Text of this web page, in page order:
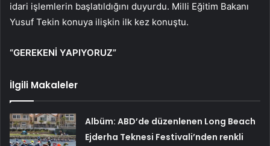
idari işlemlerin başlatıldığını duyurdu. Milli Eğitim Bakanı
Yusuf Tekin konuya ilişkin ilk kez konuştu.
“GEREKENİ YAPIYORUZ”
İlgili Makaleler
Albüm: ABD’de düzenlenen Long Beach
Ejderha Teknesi Festivali’nden renkli